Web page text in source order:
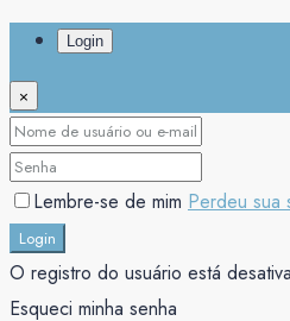
Login
×
Lembre-se de mim Perdeu sua
Login
O registro do usuário está
Esqueci minha senha